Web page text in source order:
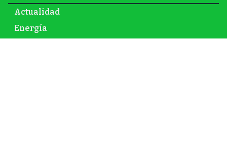
Actualidad
Energía